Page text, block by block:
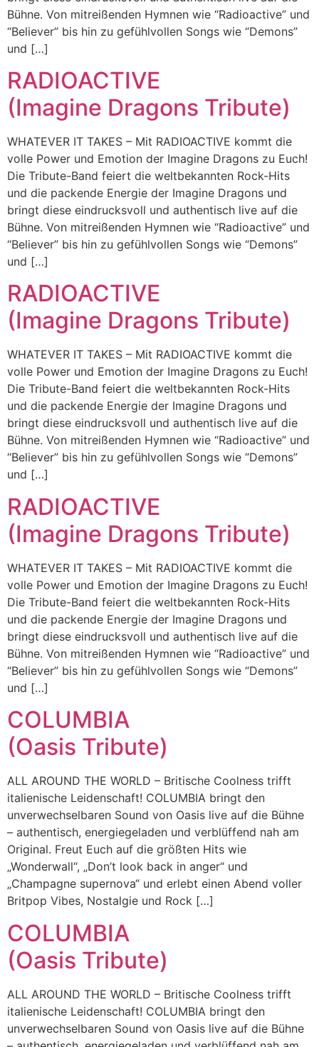
Bühne. Von mitreißenden Hymnen wie “Radioactive” und
“Believer” bis hin zu gefühlvollen Songs wie “Demons”
und […]
RADIOACTIVE
(Imagine Dragons Tribute)
WHATEVER IT TAKES – Mit RADIOACTIVE kommt die
volle Power und Emotion der Imagine Dragons zu Euch!
Die Tribute-Band feiert die weltbekannten Rock-Hits
und die packende Energie der Imagine Dragons und
bringt diese eindrucksvoll und authentisch live auf die
Bühne. Von mitreißenden Hymnen wie “Radioactive” und
“Believer” bis hin zu gefühlvollen Songs wie “Demons”
und […]
RADIOACTIVE
(Imagine Dragons Tribute)
WHATEVER IT TAKES – Mit RADIOACTIVE kommt die
volle Power und Emotion der Imagine Dragons zu Euch!
Die Tribute-Band feiert die weltbekannten Rock-Hits
und die packende Energie der Imagine Dragons und
bringt diese eindrucksvoll und authentisch live auf die
Bühne. Von mitreißenden Hymnen wie “Radioactive” und
“Believer” bis hin zu gefühlvollen Songs wie “Demons”
und […]
RADIOACTIVE
(Imagine Dragons Tribute)
WHATEVER IT TAKES – Mit RADIOACTIVE kommt die
volle Power und Emotion der Imagine Dragons zu Euch!
Die Tribute-Band feiert die weltbekannten Rock-Hits
und die packende Energie der Imagine Dragons und
bringt diese eindrucksvoll und authentisch live auf die
Bühne. Von mitreißenden Hymnen wie “Radioactive” und
“Believer” bis hin zu gefühlvollen Songs wie “Demons”
und […]
COLUMBIA
(Oasis Tribute)
ALL AROUND THE WORLD – Britische Coolness trifft
italienische Leidenschaft! COLUMBIA bringt den
unverwechselbaren Sound von Oasis live auf die Bühne
– authentisch, energiegeladen und verblüffend nah am
Original. Freut Euch auf die größten Hits wie
„Wonderwall“, „Don’t look back in anger“ und
„Champagne supernova“ und erlebt einen Abend voller
Britpop Vibes, Nostalgie und Rock […]
COLUMBIA
(Oasis Tribute)
ALL AROUND THE WORLD – Britische Coolness trifft
italienische Leidenschaft! COLUMBIA bringt den
unverwechselbaren Sound von Oasis live auf die Bühne